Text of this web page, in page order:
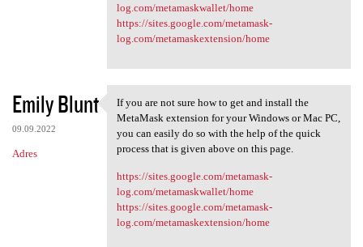
log.com/metamaskwallet/home
https://sites.google.com/metamask-
log.com/metamaskextension/home
Emily Blunt
09.09.2022
Adres
If you are not sure how to
If you are not sure how to get and install the
MetaMask extension for your Windows or Mac PC,
you can easily do so with the help of the quick
process that is given above on this page.
https://sites.google.com/metamask-
log.com/metamaskwallet/home
https://sites.google.com/metamask-
log.com/metamaskextension/home